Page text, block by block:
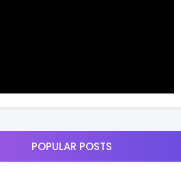
POPULAR POSTS